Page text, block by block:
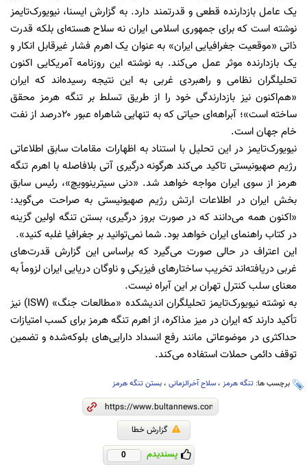
یک عامل بازدارنده قطعی و قدرتمند دارد. به گزارش ایسنا، نیویورک‌تایمز
نوشته است که برای جمهوری اسلامی ایران نه سلاح هسته‌ای بلکه قدرت
ذاتی «موقعیت جغرافیایی ایران» به عنوان یک اهرم فشار غیرقابل انکار و
یک بازدارنده موثر عمل می‌کند. به نوشته این روزنامه آمریکایی اکنون
تحلیلگران نظامی و راهبردی غربی به این نتیجه رسیده‌اند که ایران
«هم‌اکنون نیز بازدارندگی خود را از طریق تسلط بر تنگه هرمز محقق
ساخته است»؛ آبراهه‌ای حیاتی که به تنهایی شاهراه عبور ۲۰درصد از نفت
خام جهان است.
نیویورک‌تایمز در این تحلیل با استناد به اظهارات مقامات سابق اطلاعاتی
رژیم صهیونیستی تاکید می‌کند هرگونه درگیری آتی بلافاصله با اهرم تنگه
هرمز از سوی ایران مواجه خواهد شد. «دنی سیترینوویچ»، رئیس سابق
بخش ایران در اطلاعات ارتش رژیم صهیونیستی به صراحت می‌گوید:
«اکنون همه می‌دانند که در صورت بروز درگیری، بستن تنگه اولین گزینه
در کتاب راهنمای ایران خواهد بود. شما نمی‌توانید بر جغرافیا غلبه کنید».
این اعتراف در حالی صورت می‌گیرد که براساس این گزارش قدرت‌های
غربی دریافته‌اند تخریب ساختارهای فیزیکی و ناوگان دریایی ایران لزوماً به
معنای سلب کنترل تهران بر این آبراه نیست.
به نوشته نیویورک‌تایمز تحلیلگران اندیشکده «مطالعات جنگ» (ISW) نیز
تأکید دارند که ایران در میز مذاکره، از اهرم تنگه هرمز برای کسب امتیازات
حداکثری در موضوعاتی مانند رفع انسداد دارایی‌های بلوکه‌شده و تضمین
توقف دائمی حملات استفاده می‌کند.
برچسب ها: تنگه هرمز ، سلاح آخرالزمانی ، بستن تنگه هرمز
گزارش خطا
پسندیدم 0